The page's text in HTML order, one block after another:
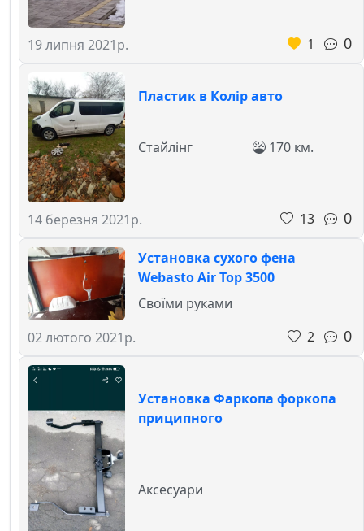
19 липня 2021р. 1 0
Пластик в Колір авто
14 березня 2021р.
Стайлінг 170 км.
13 0
Установка сухого фена
Webasto Air Top 3500
02 лютого 2021р.
Своїми руками
2
0
Установка Фаркопа форкопа
приципного
Аксесуари